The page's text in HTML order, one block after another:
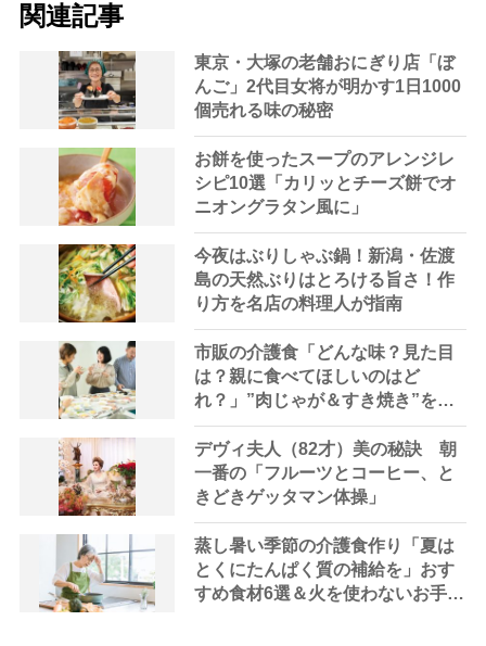
関連記事
東京・大塚の老舗おにぎり店「ぼ
んご」2代目女将が明かす1日1000
個売れる味の秘密
お餅を使ったスープのアレンジレ
シピ10選「カリッとチーズ餅でオ
ニオングラタン風に」
今夜はぶりしゃぶ鍋！新潟・佐渡
島の天然ぶりはとろける旨さ！作
り方を名店の料理人が指南
市販の介護食「どんな味？見た目
は？親に食べてほしいのはど
れ？」”肉じゃが＆すき焼き”を実
食検証
デヴィ夫人（82才）美の秘訣 朝
一番の「フルーツとコーヒー、と
きどきゲッタマン体操」
蒸し暑い季節の介護食作り「夏は
とくにたんぱく質の補給を」おす
すめ食材6選＆火を使わないお手軽